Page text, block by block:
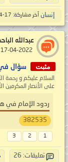
إنسان آخر مشاركة: 17-04-2025,
عبدالله
مثبت سؤال في
السلام عليكم و رحمة
على الأنصار المكرمين
ردود الإمام في
382535
1
2
3
تعليقات: 26